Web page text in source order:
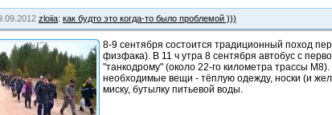
zloiia: как будто это когда-то было проблемой )))
8-9 сентября состоится традиционный поход
физфака). В 11 ч утра 8 сентября автобус с
"танкодрому" (около 22-го километра трассы
необходимые вещи - тёплую одежду, носки (и
миску, бутылку питьевой воды.